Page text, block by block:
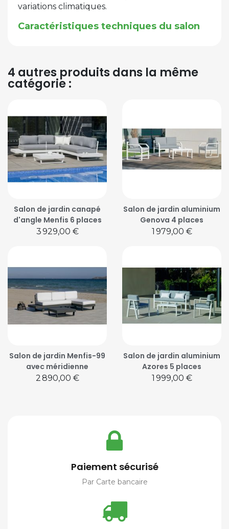
variations climatiques.
Caractéristiques techniques du salon
4 autres produits dans la même
catégorie :
Salon de jardin canapé
d'angle Menfis 6 places
Prix
3 929,00 €
Salon de jardin aluminium
Genova 4 places
Prix
1 979,00 €
Salon de jardin Menfis-99
avec méridienne
Prix
2 890,00 €
Salon de jardin aluminium
Azores 5 places
Prix
1 999,00 €
Paiement sécurisé
Par Carte bancaire